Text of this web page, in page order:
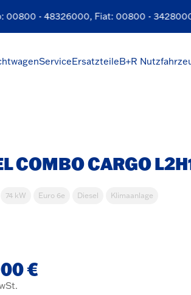
- 48326000, Fiat:00800 - 34280000
ServiceErsatzteileB+R
COMBO CARGO
74 kW Euro 6e Diesel Klimaanlage
€